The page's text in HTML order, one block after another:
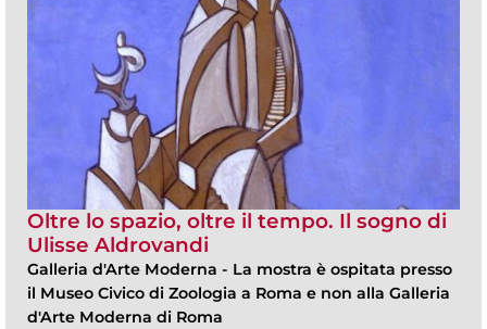
Oltre lo spazio, oltre il tempo. Il sogno di
Ulisse Aldrovandi
Galleria d'Arte Moderna - La mostra è ospitata presso
il Museo Civico di Zoologia a Roma e non alla Galleria
d'Arte Moderna di Roma